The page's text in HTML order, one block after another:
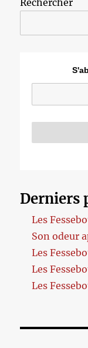
Rechercher
Derniers
Les
Son odeur
Les
Les
Les